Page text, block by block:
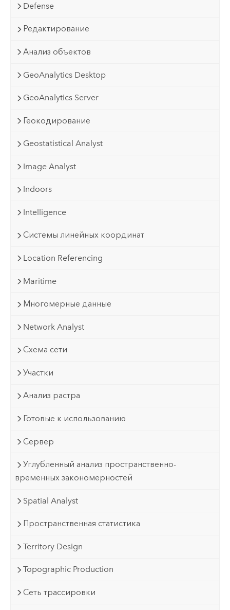
Defense
Редактирование
Анализ объектов
GeoAnalytics Desktop
GeoAnalytics Server
Геокодирование
Geostatistical Analyst
Image Analyst
Indoors
Intelligence
Системы линейных координат
Location Referencing
Maritime
Многомерные данные
Network Analyst
Схема сети
Участки
Анализ растра
Готовые к использованию
Сервер
Углубленный анализ пространственно-
временных закономерностей
Spatial Analyst
Пространственная статистика
Territory Design
Topographic Production
Сеть трассировки